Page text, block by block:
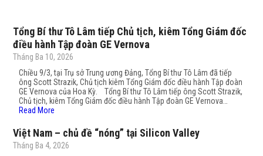
Tổng Bí thư Tô Lâm tiếp Chủ tịch, kiêm Tổng Giám đốc
điều hành Tập đoàn GE Vernova
Tháng Ba 10, 2026
Chiều 9/3, tại Trụ sở Trung ương Đảng, Tổng Bí thư Tô Lâm đã tiếp
ông Scott Strazik, Chủ tịch kiêm Tổng Giám đốc điều hành Tập đoàn
GE Vernova của Hoa Kỳ. Tổng Bí thư Tô Lâm tiếp ông Scott Strazik,
Chủ tịch, kiêm Tổng Giám đốc điều hành Tập đoàn GE Vernova…
Read More
Việt Nam – chủ đề “nóng” tại Silicon Valley
Tháng Ba 4, 2026